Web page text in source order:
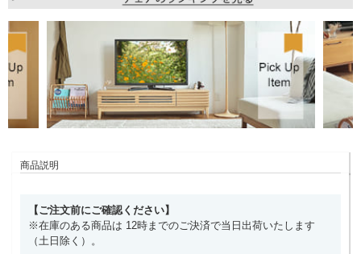
商品説明
【ご注文前にご確認ください】
※在庫のある商品は 12時までのご決済で当日出荷いたします
（土日除く）。